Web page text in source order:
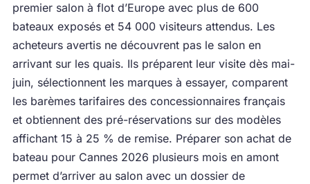
premier salon à flot d’Europe avec plus de 600
bateaux exposés et 54 000 visiteurs attendus. Les
acheteurs avertis ne découvrent pas le salon en
arrivant sur les quais. Ils préparent leur visite dès mai-
juin, sélectionnent les marques à essayer, comparent
les barèmes tarifaires des concessionnaires français
et obtiennent des pré-réservations sur des modèles
affichant 15 à 25 % de remise. Préparer son achat de
bateau pour Cannes 2026 plusieurs mois en amont
permet d’arriver au salon avec un dossier de